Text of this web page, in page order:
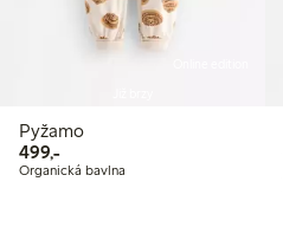
Pyžamo
499,-499,00 Kč
Organická bavlna